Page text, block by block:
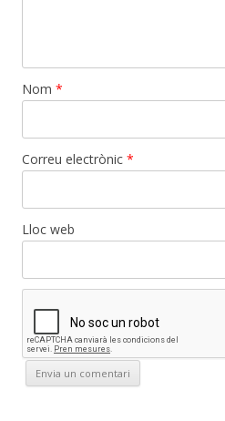
Nom *
Correu electrònic *
Lloc web